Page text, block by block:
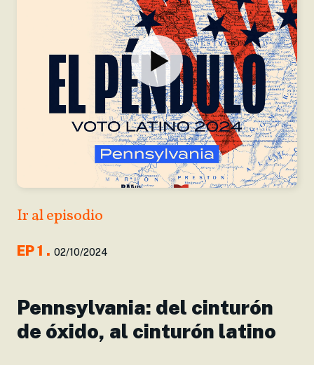
Ir al episodio
EP1 . 02/10/2024
Pennsylvania: del cinturón
de óxido, al cinturón latino